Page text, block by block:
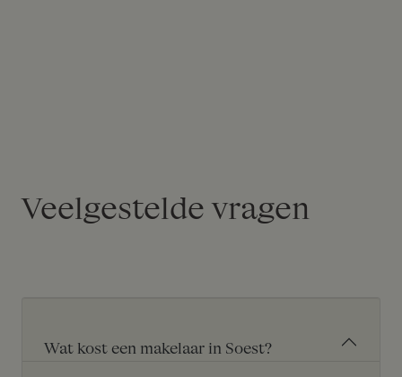
Veelgestelde vragen
Wat kost een makelaar in Soest?